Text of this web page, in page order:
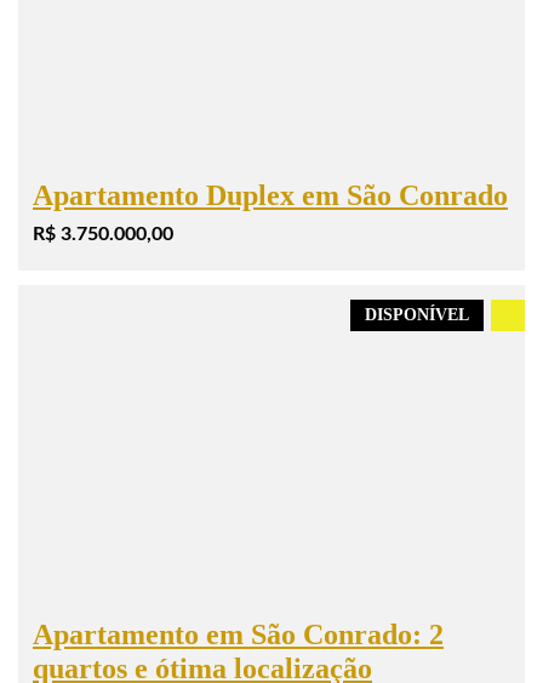
Apartamento Duplex em São Conrado
R$ 3.750.000,00
DISPONÍVEL
Apartamento em São Conrado: 2
quartos e ótima localização